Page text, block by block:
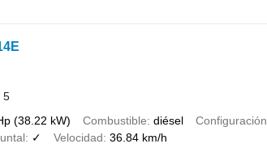
5
(38.22 kW) Combustible diésel
✓ Velocidad 36.84 km/h